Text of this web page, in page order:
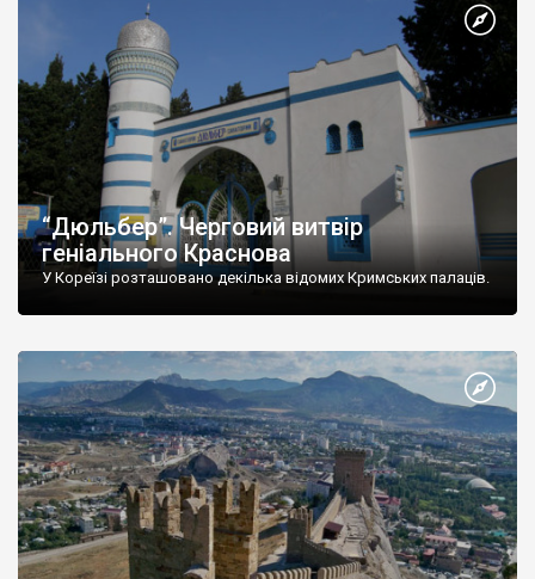
“Дюльбер”. Черговий витвір
геніального Краснова
У Кореїзі розташовано декілька відомих Кримських палаців.